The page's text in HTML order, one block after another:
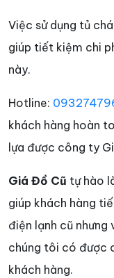
Việc sử dụng tủ
giúp tiết kiệm chi
này.
Hotline:
khách hàng hoàn
lựa được công ty
Giá Đồ Cũ tự hào
giúp khách hàng
điện lạnh cũ nhưng
chúng tôi có được
khách hàng.